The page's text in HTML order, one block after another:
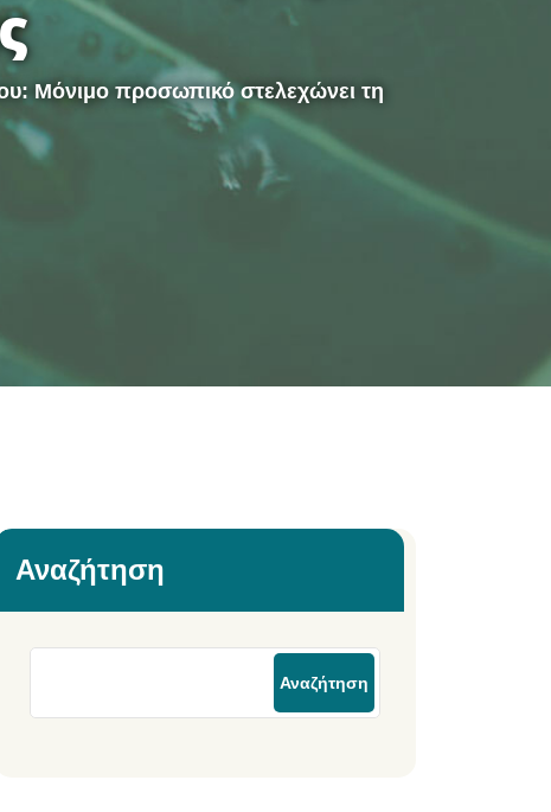
Μόνιμο προσωπικό στελεχώνει τη
Αναζήτηση
Αναζήτηση